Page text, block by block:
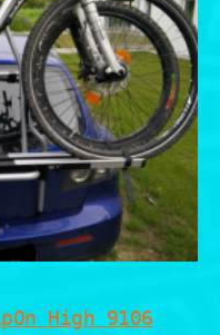
High 9106